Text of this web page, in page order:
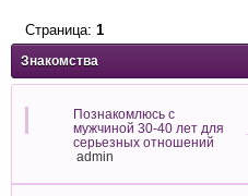
Знакомства
Страница: 1
Познакомлюсь с
мужчиной 30-40 лет для
серьезных отношений
admin